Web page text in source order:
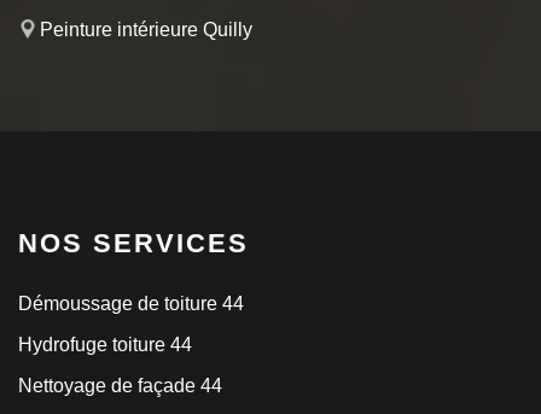
Peinture intérieure Quilly
NOS SERVICES
Démoussage de toiture 44
Hydrofuge toiture 44
Nettoyage de façade 44